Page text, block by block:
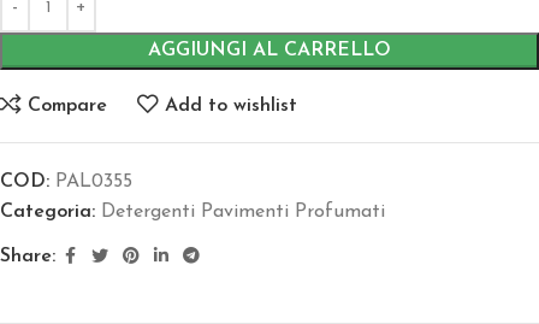
AGGIUNGI AL CARRELLO
Compare Add to wishlist
COD: PAL0355
Categoria: Detergenti Pavimenti Profumati
Share: